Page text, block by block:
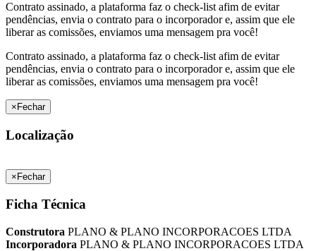
Contrato assinado, a plataforma faz o check-list afim de evitar
pendências, envia o contrato para o incorporador e, assim que ele
liberar as comissões, enviamos uma mensagem pra você!
Contrato assinado, a plataforma faz o check-list afim de evitar
pendências, envia o contrato para o incorporador e, assim que ele
liberar as comissões, enviamos uma mensagem pra você!
× Fechar
Localização
×Fechar
Ficha Técnica
Construtora PLANO & PLANO INCORPORACOES LTDA
Incorporadora PLANO & PLANO INCORPORACOES LTDA